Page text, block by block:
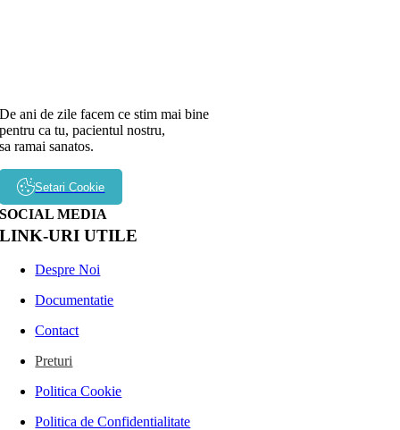
De ani de zile facem ce stim mai bine
pentru ca tu, pacientul nostru,
sa ramai sanatos.
Setari Cookie
SOCIAL MEDIA
LINK-URI UTILE
Despre Noi
Documentatie
Contact
Preturi
Politica Cookie
Politica de Confidentialitate